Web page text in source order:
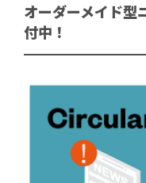
オーダーメイド型
付中！